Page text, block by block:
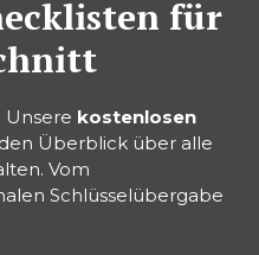
für
Unsere kostenlosen
Überblick über alle
Vom
Schlüsselübergabe